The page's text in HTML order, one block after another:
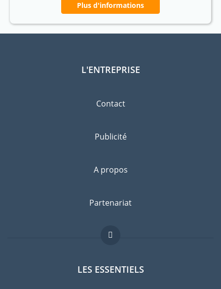
Plus d'informations
L'ENTREPRISE
Contact
Publicité
A propos
Partenariat
LES ESSENTIELS